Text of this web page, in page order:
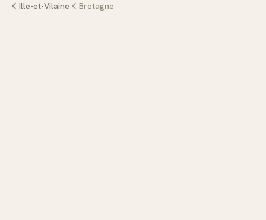
Ille-et-Vilaine Bretagne